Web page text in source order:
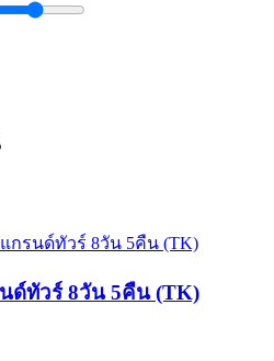
ด์ทัวร์ 8วัน 5คืน (TK)